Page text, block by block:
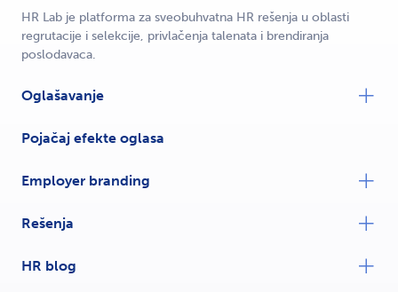
HR Lab je platforma za sveobuhvatna HR rešenja u oblasti
regrutacije i selekcije, privlačenja talenata i brendiranja
poslodavaca.
Oglašavanje
Pojačaj efekte oglasa
Employer branding
Rešenja
HR blog